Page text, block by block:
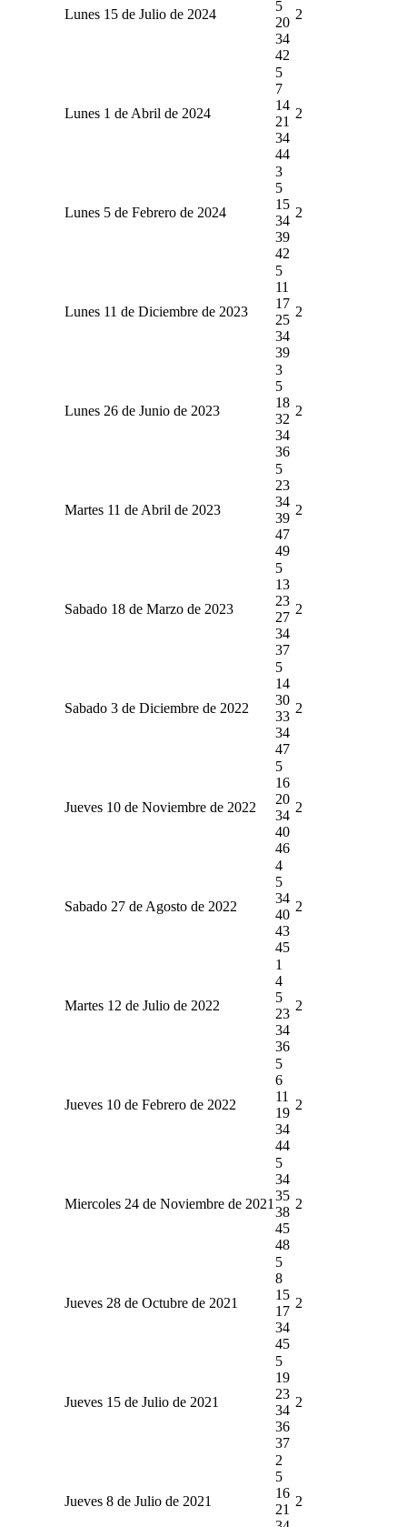
Lunes 15 de Julio de 2024
5
20
34
42
2
Lunes 1 de Abril de 2024
5
7
14
21
34
44
2
Lunes 5 de Febrero de 2024
3
5
15
34
39
42
2
Lunes 11 de Diciembre de 2023
5
11
17
25
34
39
2
Lunes 26 de Junio de 2023
3
5
18
32
34
36
2
Martes 11 de Abril de 2023
5
23
34
39
47
49
2
Sabado 18 de Marzo de 2023
5
13
23
27
34
37
2
Sabado 3 de Diciembre de 2022
5
14
30
33
34
47
2
Jueves 10 de Noviembre de 2022
5
16
20
34
40
46
2
Sabado 27 de Agosto de 2022
4
5
34
40
43
45
2
Martes 12 de Julio de 2022
1
4
5
23
34
36
2
Jueves 10 de Febrero de 2022
5
6
11
19
34
44
2
Miercoles 24 de Noviembre de 2021
5
34
35
38
45
48
2
Jueves 28 de Octubre de 2021
5
8
15
17
34
45
2
Jueves 15 de Julio de 2021
5
19
23
34
36
37
2
Jueves 8 de Julio de 2021
2
5
16
21
2